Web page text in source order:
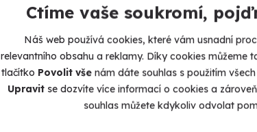
Ctíme vaše soukromí,
Náš web používá cookies, které vám usnadní
relevantního obsahu a reklamy. Díky cookies můžeme
tlačítko Povolit vše nám dáte souhlas s použitím
Upravitse dozvíte více informací o cookies a
souhlas můžete kdykoliv odvolat
Hluboká nad Vltavou
7 490 Kč
6 500 Kč
294
450
56